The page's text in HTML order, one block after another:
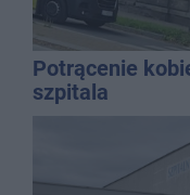
Potrącenie
szpitala